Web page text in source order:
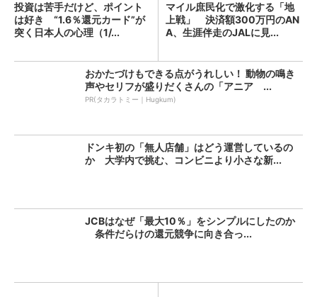
投資は苦手だけど、ポイント
は好き “1.6％還元カード”が
突く日本人の心理（1/...
マイル庶民化で激化する「地
上戦」 決済額300万円のAN
A、生涯伴走のJALに見...
おかたづけもできる点がうれしい！ 動物の鳴き
声やセリフが盛りだくさんの「アニア ...
PR(タカラトミー｜Hugkum)
ドンキ初の「無人店舗」はどう運営しているの
か 大学内で挑む、コンビニより小さな新...
JCBはなぜ「最大10％」をシンプルにしたのか
条件だらけの還元競争に向き合っ...